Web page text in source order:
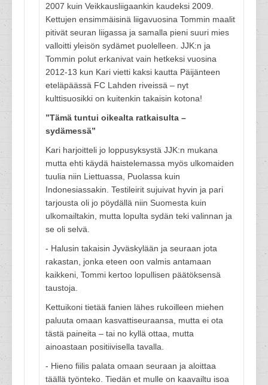
2007 kuin Veikkausliigaankin kaudeksi 2009.
Kettujen ensimmäisinä liigavuosina Tommin maalit
pitivät seuran liigassa ja samalla pieni suuri mies
valloitti yleisön sydämet puolelleen. JJK:n ja
Tommin polut erkanivat vain hetkeksi vuosina
2012-13 kun Kari vietti kaksi kautta Päijänteen
eteläpäässä FC Lahden riveissä – nyt
kulttisuosikki on kuitenkin takaisin kotona!
”Tämä tuntui oikealta ratkaisulta –
sydämessä”
Kari harjoitteli jo loppusyksystä JJK:n mukana
mutta ehti käydä haistelemassa myös ulkomaiden
tuulia niin Liettuassa, Puolassa kuin
Indonesiassakin. Testileirit sujuivat hyvin ja pari
tarjousta oli jo pöydällä niin Suomesta kuin
ulkomailtakin, mutta lopulta sydän teki valinnan ja
se oli selvä.
- Halusin takaisin Jyväskylään ja seuraan jota
rakastan, jonka eteen oon valmis antamaan
kaikkeni, Tommi kertoo lopullisen päätöksensä
taustoja.
Kettuikoni tietää fanien lähes rukoilleen miehen
paluuta omaan kasvattiseuraansa, mutta ei ota
tästä paineita – tai no kyllä ottaa, mutta
ainoastaan positiivisella tavalla.
- Hieno fiilis palata omaan seuraan ja aloittaa
täällä työnteko. Tiedän et mulle on kaavailtu isoa